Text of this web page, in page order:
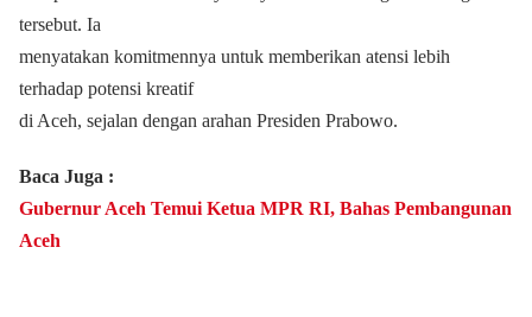
tersebut. Ia
menyatakan komitmennya untuk memberikan atensi lebih
terhadap potensi kreatif
di Aceh, sejalan dengan arahan Presiden Prabowo.
Baca Juga :
Gubernur Aceh Temui Ketua MPR RI, Bahas Pembangunan
Aceh